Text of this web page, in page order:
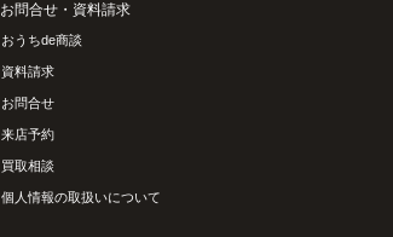
お問合せ・資料請求
おうちde商談
資料請求
お問合せ
来店予約
買取相談
個人情報の取扱いについて